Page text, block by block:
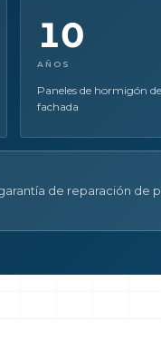
10
AÑOS
Paneles de hormigón de
fachada
de reparación de